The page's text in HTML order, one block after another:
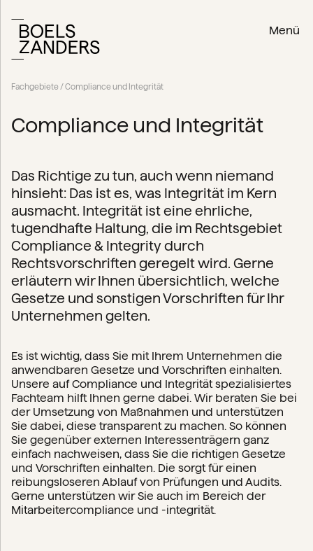
Menü
Fachgebiete / Compliance und Integrität
Compliance und Integrität
Das Richtige zu tun, auch wenn niemand
hinsieht: Das ist es, was Integrität im Kern
ausmacht. Integrität ist eine ehrliche,
tugendhafte Haltung, die im Rechtsgebiet
Compliance & Integrity durch
Rechtsvorschriften geregelt wird. Gerne
erläutern wir Ihnen übersichtlich, welche
Gesetze und sonstigen Vorschriften für Ihr
Unternehmen gelten.
Es ist wichtig, dass Sie mit Ihrem Unternehmen die
anwendbaren Gesetze und Vorschriften einhalten.
Unsere auf Compliance und Integrität spezialisiertes
Fachteam hilft Ihnen gerne dabei. Wir beraten Sie bei
der Umsetzung von Maßnahmen und unterstützen
Sie dabei, diese transparent zu machen. So können
Sie gegenüber externen Interessenträgern ganz
einfach nachweisen, dass Sie die richtigen Gesetze
und Vorschriften einhalten. Die sorgt für einen
reibungsloseren Ablauf von Prüfungen und Audits.
Gerne unterstützen wir Sie auch im Bereich der
Mitarbeitercompliance und -integrität.